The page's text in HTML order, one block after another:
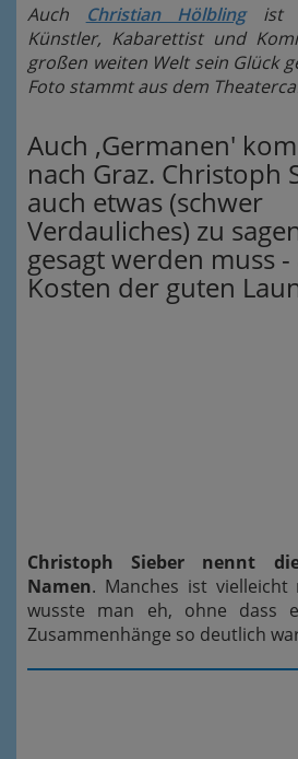
Auch Christian Hölblingist
Künstler, Kabarettist und
großen weiten Welt sein Glück
Foto stammt aus dem
Auch ‚Germanen'
nach Graz. Christoph
auch etwas (schwer
Verdauliches) zu
gesagt werden muss
Kosten der guten
Christoph Sieber nennt
Namen. Manches ist vielleicht
wusste man eh, ohne dass
Zusammenhänge so deutlich